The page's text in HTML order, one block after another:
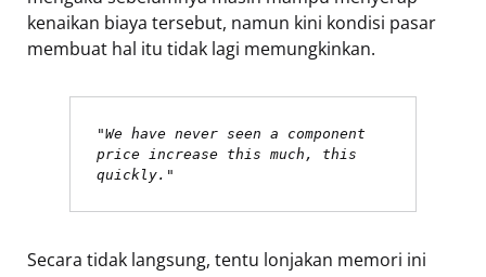
kenaikan biaya tersebut, namun kini kondisi pasar
membuat hal itu tidak lagi memungkinkan.
"We have never seen a component
price increase this much, this
quickly."
Secara tidak langsung, tentu lonjakan memori ini